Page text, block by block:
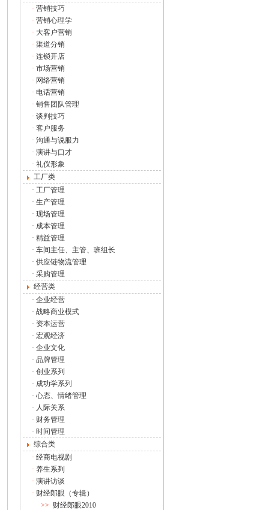
· 营销技巧
· 营销心理学
· 大客户营销
· 渠道分销
· 连锁开店
· 市场营销
· 网络营销
· 电话营销
· 销售团队管理
· 谈判技巧
· 客户服务
· 沟通与说服力
· 演讲与口才
· 礼仪形象
工厂类
· 工厂管理
· 生产管理
· 现场管理
· 成本管理
· 精益管理
· 车间主任、主管、班组长
· 供应链物流管理
· 采购管理
经营类
· 企业经营
· 战略商业模式
· 资本运营
· 宏观经济
· 企业文化
· 品牌管理
· 创业系列
· 成功学系列
· 心态、情绪管理
· 人际关系
· 财务管理
· 时间管理
综合类
· 经商电视剧
· 养生系列
· 演讲访谈
· 财经郎眼（专辑）
>> 财经郎眼2010